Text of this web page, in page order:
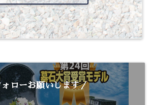
ローお願いします／